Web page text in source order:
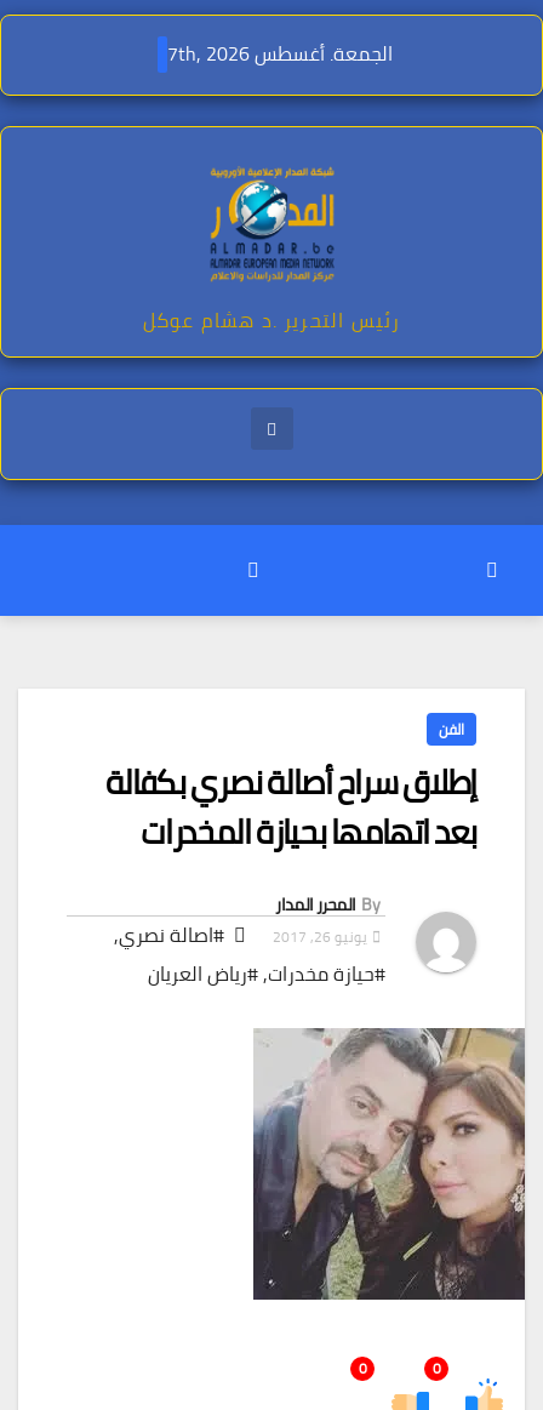
Skip
content
الجمعة. أغسطس 7th, 2026
رئيس التحرير .د هشام عوكل
الفن
إطلاق سراح أصالة نصري بكفالة
بعد اتهامها بحيازة المخدرات
By المحرر المدار
يونيو 26, 2017 #اصالة نصري,
#حيازة مخدرات,#رياض العريان
0
0